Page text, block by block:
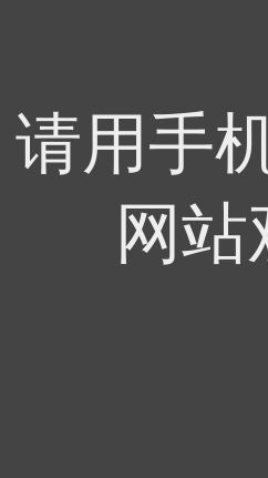
请用手
网